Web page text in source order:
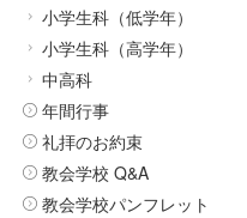
小学生科（低学年）
小学生科（高学年）
中高科
年間行事
礼拝のお約束
教会学校 Q&A
教会学校パンフレット